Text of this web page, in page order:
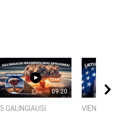
09:20
5 GALINGIAUSI